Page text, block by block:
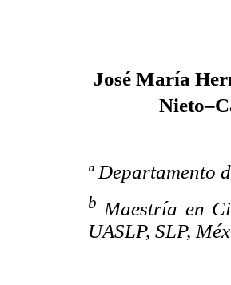
José María
ª Departamento
b Maestría en
UASLP, SLP,